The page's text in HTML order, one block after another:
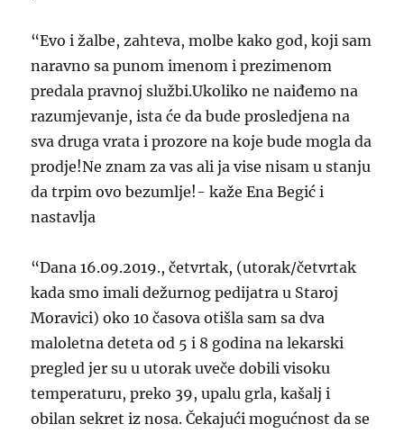
“Evo i žalbe, zahteva, molbe kako god, koji sam
naravno sa punom imenom i prezimenom
predala pravnoj službi.Ukoliko ne naiđemo na
razumjevanje, ista će da bude prosledjena na
sva druga vrata i prozore na koje bude mogla da
prodje!Ne znam za vas ali ja vise nisam u stanju
da trpim ovo bezumlje!- kaže Ena Begić i
nastavlja
“Dana 16.09.2019., četvrtak, (utorak/četvrtak
kada smo imali dežurnog pedijatra u Staroj
Moravici) oko 10 časova otišla sam sa dva
maloletna deteta od 5 i 8 godina na lekarski
pregled jer su u utorak uveče dobili visoku
temperaturu, preko 39, upalu grla, kašalj i
obilan sekret iz nosa. Čekajući mogućnost da se